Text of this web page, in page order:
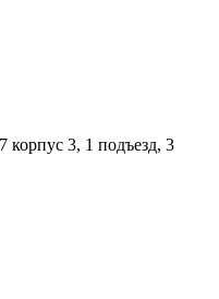
корпус 3, 1 подъезд, 3